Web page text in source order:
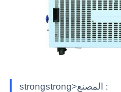
strongstrong>المصنع :